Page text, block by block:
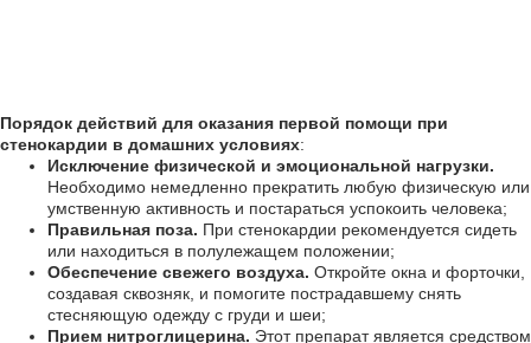
Порядок действий для оказания первой помощи при
стенокардии в домашних условиях:
Исключение физической и эмоциональной нагрузки.
Необходимо немедленно прекратить любую физическую или
умственную активность и постараться успокоить человека;
Правильная поза. При стенокардии рекомендуется сидеть
или находиться в полулежащем положении;
Обеспечение свежего воздуха. Откройте окна и форточки,
создавая сквозняк, и помогите пострадавшему снять
стесняющую одежду с груди и шеи;
Прием нитроглицерина. Этот препарат является средством